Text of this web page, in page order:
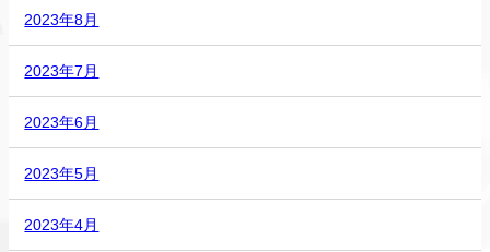
2023年8月
2023年7月
2023年6月
2023年5月
2023年4月